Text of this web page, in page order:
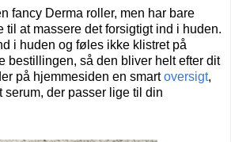
fancy Derma roller, men har bare
til at massere det forsigtigt ind i huden.
i huden og føles ikke klistret på
bestillingen, så den bliver helt efter dit
på hjemmesiden en smartoversigt,
serum, der passer lige til din